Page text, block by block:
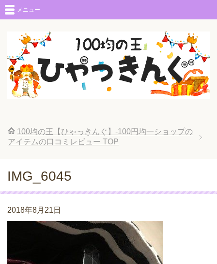
メニュー
100均の王【ひゃっきんぐ】-100円均一ショップの
アイテムの口コミレビュー TOP
IMG_6045
2018年8月21日